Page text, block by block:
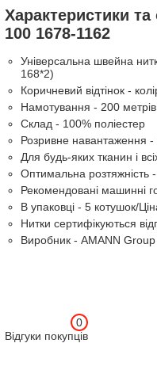
Характеристики
100 1678-1162
Універсальна швейна
168*2)
Коричневий відтінок -
Намотування - 200 метрів
Склад - 100% поліестер
Розривне навантаження -
Для будь-яких тканин і
Оптимальна розтяжність
Рекомендовані машинні
В упаковці - 5 котушок/
Нитки сертифікуються
Виробник - AMANN
Відгуки покупців
0